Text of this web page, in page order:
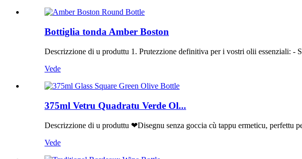
Bottiglia tonda Amber Boston
Descrizzione di u produttu 1. Prutezzione definitiva per i vostri olii essenziali: -
Vede
375ml Vetru Quadratu Verde Ol...
Descrizzione di u produttu ❤Disegnu senza goccia cù tappu ermeticu, perfettu
Vede